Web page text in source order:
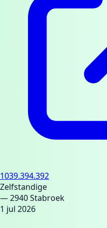
1039.394.392
Zelfstandige
— 2940 Stabroek
1 jul 2026